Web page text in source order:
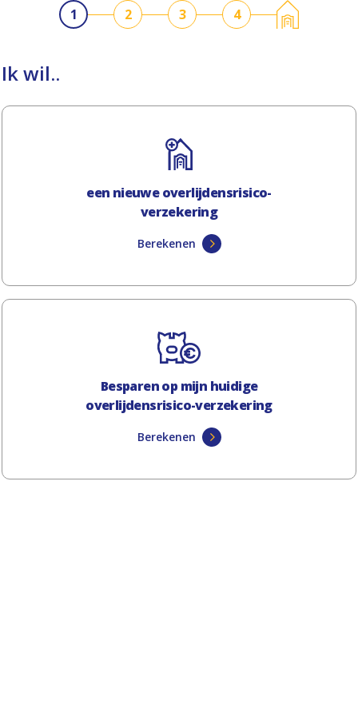
1 2 3 4
Ik wil..
een nieuwe overlijdensrisico-
verzekering
Berekenen
Besparen op mijn huidige
overlijdensrisico-verzekering
Berekenen